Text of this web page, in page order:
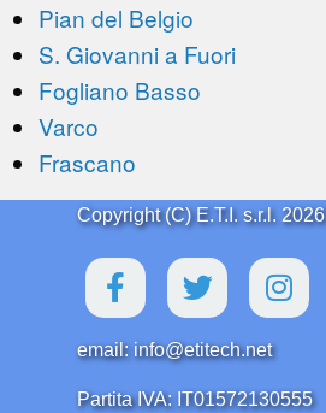
Pian del Belgio
S. Giovanni a Fuori
Fogliano Basso
Varco
Frascano
Copyright (C) E.T.I. s.r.l. 2026
email: info@etitech.net
Partita IVA: IT01572130555